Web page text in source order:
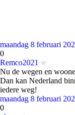
maandag 8 februari
0
Remco2021
Nu de wegen en
Dan kan Nederland
iedere weg!
maandag 8 februari
0